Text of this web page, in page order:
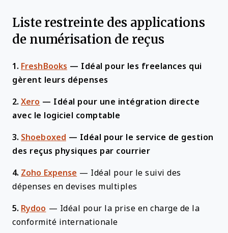
Liste restreinte des applications
de numérisation de reçus
1. FreshBooks — Idéal pour les freelances qui
gèrent leurs dépenses
2. Xero — Idéal pour une intégration directe
avec le logiciel comptable
3. Shoeboxed — Idéal pour le service de gestion
des reçus physiques par courrier
4. Zoho Expense — Idéal pour le suivi des
dépenses en devises multiples
5. Rydoo — Idéal pour la prise en charge de la
conformité internationale